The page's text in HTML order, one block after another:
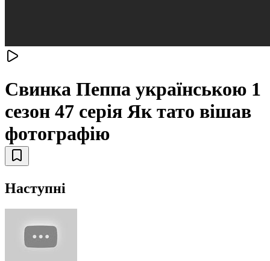
Свинка Пеппа українською 1
сезон 47 серія Як тато вішав
фотографію
Наступні